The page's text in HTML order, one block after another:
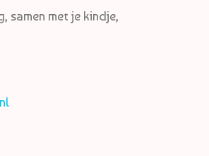
samen met je kindje,